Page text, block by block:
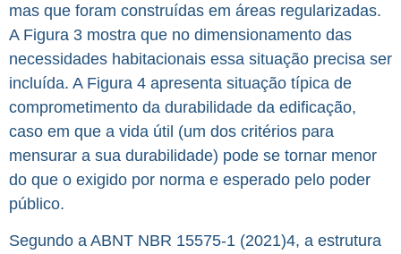
mas que foram construídas em áreas regularizadas.
A Figura 3 mostra que no dimensionamento das
necessidades habitacionais essa situação precisa ser
incluída. A Figura 4 apresenta situação típica de
comprometimento da durabilidade da edificação,
caso em que a vida útil (um dos critérios para
mensurar a sua durabilidade) pode se tornar menor
do que o exigido por norma e esperado pelo poder
público.
Segundo a ABNT NBR 15575-1 (2021)4, a estrutura